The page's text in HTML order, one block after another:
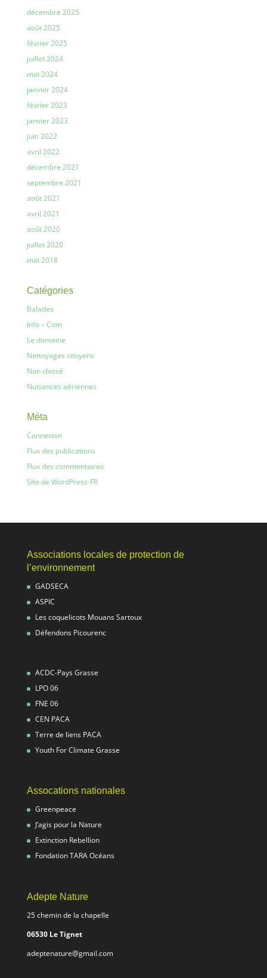
décembre 2025
août 2025
février 2025
juillet 2024
mai 2024
janvier 2024
février 2023
janvier 2023
juin 2022
avril 2022
décembre 2021
septembre 2021
août 2021
avril 2021
août 2020
juillet 2020
mai 2018
Catégories
Balades
Info – Com
Le domaine
Nettoyages citoyens
Non classé
Nuisances aériennes
Méta
Connexion
Flux des publications
Flux des commentaires
Site de WordPress-FR
Associations locales de protection de
l’environnement
GADSECA
ASPIC
Les coquelicots Mouans Sartoux
Défendons Picourenc
ACDC-Pays Grasse
LPO 06
FNE 06
CEN PACA
Terre de liens PACA
Youth For Climate Grasse
Assocations nationales
Greenpeace
J’agis pour la Nature
Extinction Rebellion
Fondation TARA Océans
Adepte Nature
25 chemin de la chapelle
06530 Le Tignet
adeptenature@gmail.com